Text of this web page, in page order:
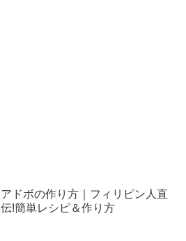
アドボの作り方｜フィリピン人直
伝!簡単レシピ＆作り方